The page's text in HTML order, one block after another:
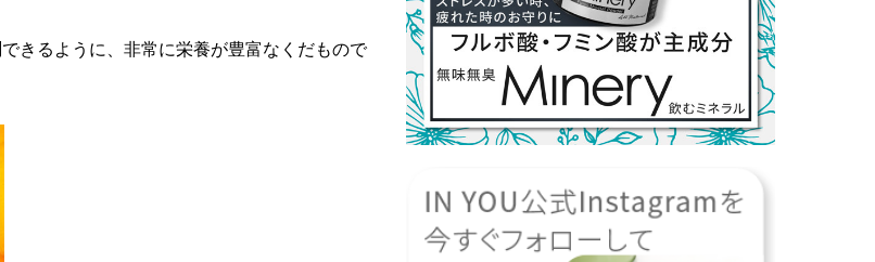
きるように、非常に栄養が豊富なくだもので